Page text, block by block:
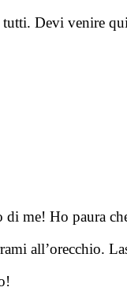
tutti. Devi venire
di me! Ho paura
all’orecchio.